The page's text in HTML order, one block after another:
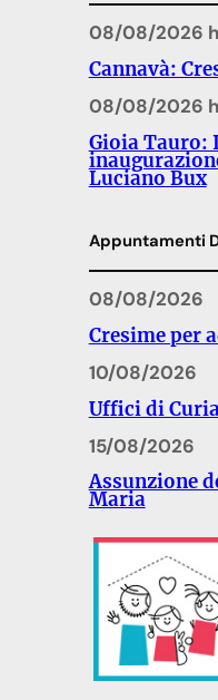
08/08/2026
Cannavà:
08/08/2026
Gioia Tauro:
Luciano Bux
Appuntamenti
08/08/2026
Cresime per
10/08/2026
Uffici di
15/08/2026
Assunzione
Maria